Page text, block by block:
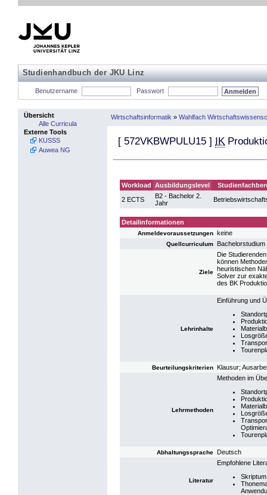
Studienhandbuch der JKU Linz
Benutzername Passwort
Übersicht
Alle Curricula
Externe Tools
KUSSS
Auwea NG
Wirtschaftsinformatik » Wahlfach
[ 572VKBWPULU15 ] IK
Workload Ausbildungslevel
2 ECTS
B2 - Bachelor 2.
Jahr
Detailinformationen
Anmeldevoraussetzungen keine
Quellcurriculum
Ziele
Die
können
heuristischen
Solver zur
des BK
Lehrinhalte
Einführung und
Beurteilungskriterien Klausur;
Lehrmethoden
Methoden im
Abhaltungssprache Deutsch
Literatur
Empfohlene